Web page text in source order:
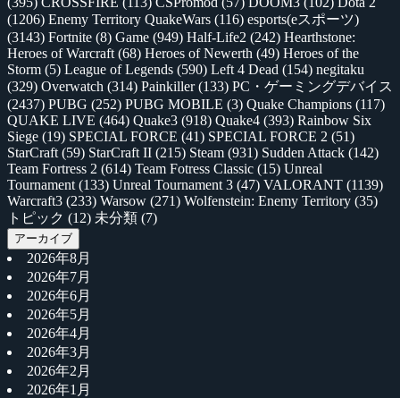
(1206) Enemy Territory QuakeWars (116) esports(eスポーツ)
(3143) Fortnite (8) Game (949) Half-Life2 (242) Hearthstone:
Heroes of Warcraft (68) Heroes of Newerth (49) Heroes of the
Storm (5) League of Legends (590) Left 4 Dead (154) negitaku
(329) Overwatch (314) Painkiller(133) PC・ゲーミングデバイス
(2437) PUBG (252) PUBG MOBILE (3) Quake Champions (117)
QUAKE LIVE (464) Quake3 (918) Quake4 (393) Rainbow Six
Siege (19) SPECIAL FORCE (41) SPECIAL FORCE 2 (51)
StarCraft (59) StarCraft II (215) Steam (931) Sudden Attack (142)
Team Fortress 2 (614) Team Fotress Classic (15) Unreal
Tournament (133) Unreal Tournament 3 (47) VALORANT (1139)
Warcraft3 (233) Warsow (271) Wolfenstein: Enemy Territory (35)
トピック (12) 未分類 (7)
アーカイブ
2026年8月
2026年7月
2026年6月
2026年5月
2026年4月
2026年3月
2026年2月
2026年1月